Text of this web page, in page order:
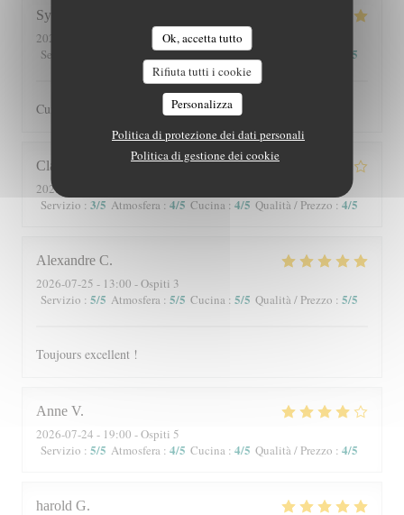
Ok, accetta tutto
Rifiuta tutti i cookie
Personalizza
Politica di protezione dei dati personali
Politica di gestione dei cookie
Sylvain
2026-07-25
- 20:30 - Ospiti 3
Servizio
Atmosfera:5/5 Cucina:5/5 /5
Cuisine toujours très bonne dans un cadre agréable
Claire
2026-07-25
Servizio : 3/5 Atmosfera : 4/5 Cucina : 4/5 Qualità / Prezzo : 4/5
Alexandre C
2026-07-25 - 13:00 - Ospiti 3
Servizio : 5/5 Atmosfera : 5/5 Cucina : 5/5 Qualità / Prezzo : 5/5
Toujours excellent !
Anne V
2026-07-24 - 19:00 - Ospiti 5
Servizio : 5/5 Atmosfera : 4/5 Cucina : 4/5 Qualità / Prezzo : 4/5
harold G